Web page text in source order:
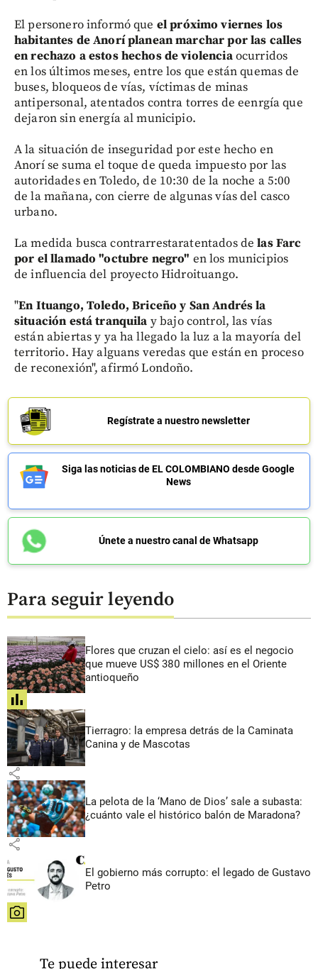
El personero informó que el próximo viernes los
habitantes de Anorí planean marchar por las calles
en rechazo a estos hechos de violenciaocurridos
en los últimos meses, entre los que están quemas de
buses, bloqueos de vías, víctimas de minas
antipersonal, atentados contra torres de eenrgía que
dejaron sin energía al municipio.
A la situación de inseguridad por este hecho en
Anorí se suma el toque de queda impuesto por las
autoridades en Toledo, de 10:30 de la noche a 5:00
de la mañana, con cierre de algunas vías del casco
urbano.
La medida busca contrarrestaratentados delas Farc
por el llamado "octubre negro" en los municipios
de influencia del proyecto Hidroituango.
"En Ituango, Toledo, Briceño y San Andrés la
situación está tranquila y bajo control, las vías
están abiertas y ya ha llegado la luz a la mayoría del
territorio. Hay alguans veredas que están en proceso
de reconexión", afirmó Londoño.
Regístrate a nuestro newsletter
Siga las noticias de EL COLOMBIANO desde Google
News
Únete a nuestro canal de Whatsapp
Para seguir leyendo
Flores que cruzan el cielo: así es el negocio
que mueve US$ 380 millones en el Oriente
antioqueño
share
Tierragro: la empresa detrás de la Caminata
Canina y de Mascotas
share
La pelota de la ‘Mano de Dios’ sale a subasta:
¿cuánto vale el histórico balón de Maradona?
share
El gobierno más corrupto: el legado de Gustavo
Petro
share
Te puede interesar